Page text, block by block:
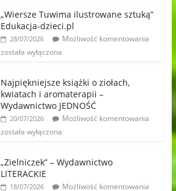
„Wiersze Tuwima ilustrowane sztuką”
Edukacja-dzieci.pl
28/07/2026
Możliwość komentowania
została wyłączona
Najpiękniejsze książki o ziołach,
kwiatach i aromaterapii –
Wydawnictwo JEDNOŚĆ
20/07/2026
Możliwość komentowania
została wyłączona
„Zielniczek” – Wydawnictwo
LITERACKIE
18/07/2026
Możliwość komentowania